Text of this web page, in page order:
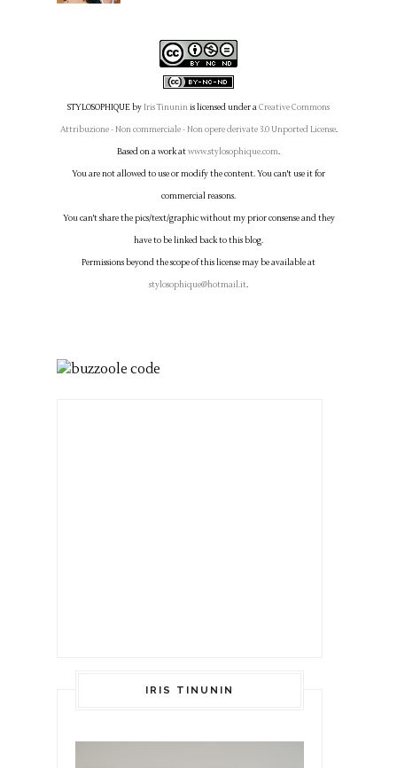
STYLOSOPHIQUE byIris Tinuninis licensed under aCreative Commons
Attribuzione - Non commerciale - Non opere derivate 3.0 Unported License.
Based on a work atwww.stylosophique.com.
You are not allowed to use or modify the content. You can't use it for
commercial reasons.
You can't share the pics/text/graphic without my prior consense and they
have to be linked back to this blog.
Permissions beyond the scope of this license may be available at
stylosophique@hotmail.it.
IRIS TINUNIN